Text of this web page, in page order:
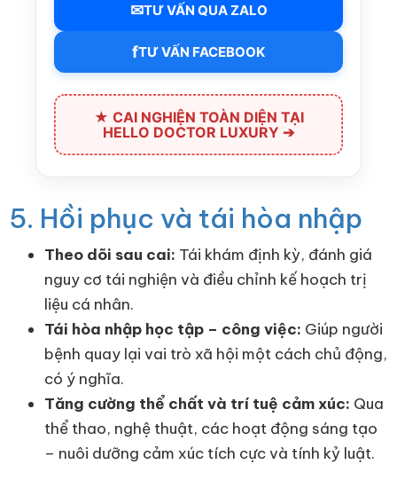
✉TƯ VẤN QUA ZALO
fTƯ VẤN FACEBOOK
★ CAI NGHIỆN TOÀN DIỆN TẠI
HELLO DOCTOR LUXURY ➔
5. Hồi phục và tái hòa nhập
Theo dõi sau cai: Tái khám định kỳ, đánh giá
nguy cơ tái nghiện và điều chỉnh kế hoạch trị
liệu cá nhân.
Tái hòa nhập học tập – công việc: Giúp người
bệnh quay lại vai trò xã hội một cách chủ động,
có ý nghĩa.
Tăng cường thể chất và trí tuệ cảm xúc: Qua
thể thao, nghệ thuật, các hoạt động sáng tạo
– nuôi dưỡng cảm xúc tích cực và tính kỷ luật.